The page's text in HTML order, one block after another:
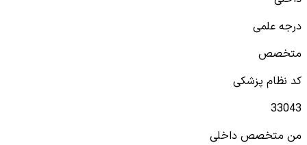
درجه علمی
متخصص
کد نظام پزشکی
33043
من متخصص داخلی